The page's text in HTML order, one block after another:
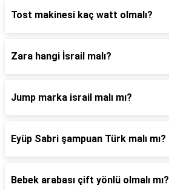
Tost makinesi kaç watt olmalı?
Zara hangi İsrail malı?
Jump marka israil malı mı?
Eyüp Sabri şampuan Türk malı mı?
Bebek arabası çift yönlü olmalı mı?